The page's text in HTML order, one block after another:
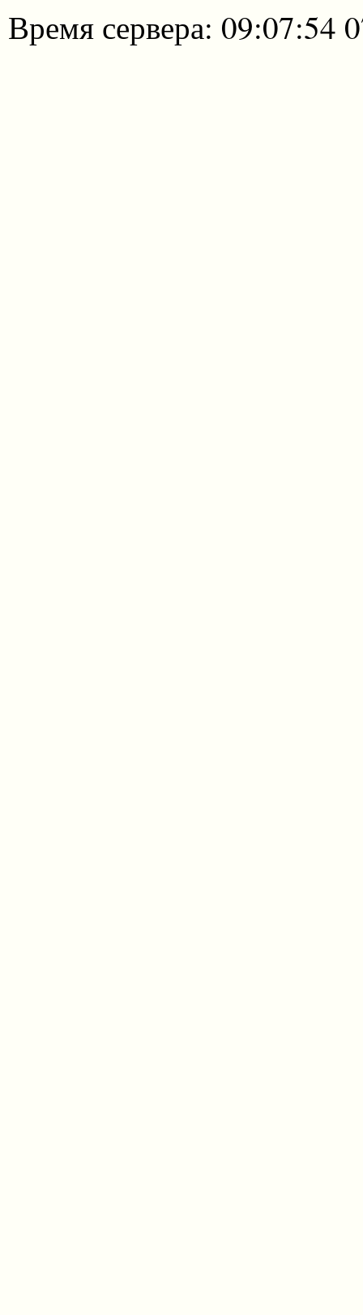
Время сервера: 09:07:54